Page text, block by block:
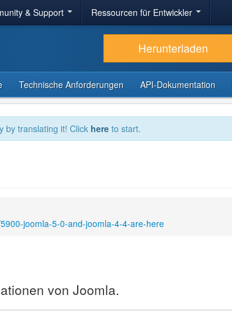
& Support Ressourcen für Entwickler
Herunterladen
Technische Anforderungen API-Dokumentation
by translating it! Click here to start.
joomla-5-0-and-joomla-4-4-are-here
von Joomla.